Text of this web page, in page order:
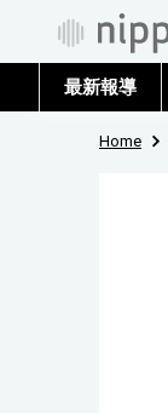
最新報導
Home